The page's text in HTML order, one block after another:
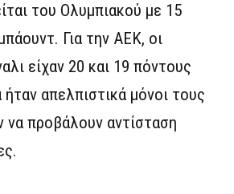
του Ολυμπιακού με 15
Για την ΑΕΚ, οι
είχαν 20 και 19 πόντους
ήταν απελπιστικά μόνοι τους
να προβάλουν αντίσταση